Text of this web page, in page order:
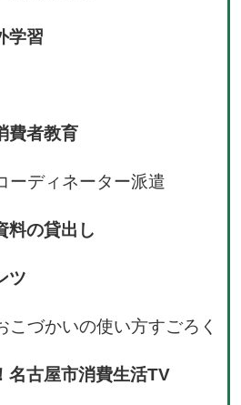
学習
費者教育
ーディネーター派遣
料の貸出し
ツ
こづかいの使い方すごろく
名古屋市消費生活TV